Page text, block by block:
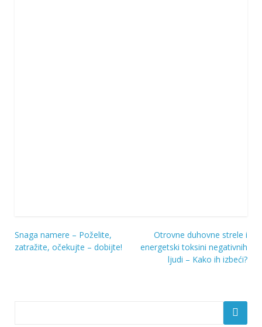
Navigacija
Snaga namere – Poželite,
zatražite, očekujte – dobijte!
Otrovne duhovne strele i
energetski toksini negativnih
ljudi – Kako ih izbeći?